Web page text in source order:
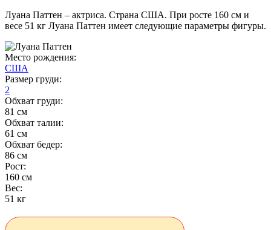
Луана Паттен – актриса. Страна США. При росте 160 см и
весе 51 кг Луана Паттен имеет следующие параметры фигуры.
Место рождения:
США
Размер груди:
2
Обхват груди:
81 см
Обхват талии:
61 см
Обхват бедер:
86 см
Рост:
160 см
Вес:
51 кг